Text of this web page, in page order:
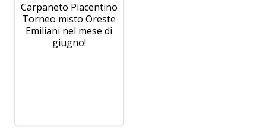
Carpaneto Piacentino
Torneo misto Oreste
Emiliani nel mese di
giugno!